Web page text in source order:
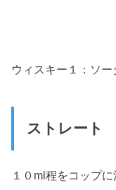
ウィスキー１：ソー
ストレート
１０ml程をコップ